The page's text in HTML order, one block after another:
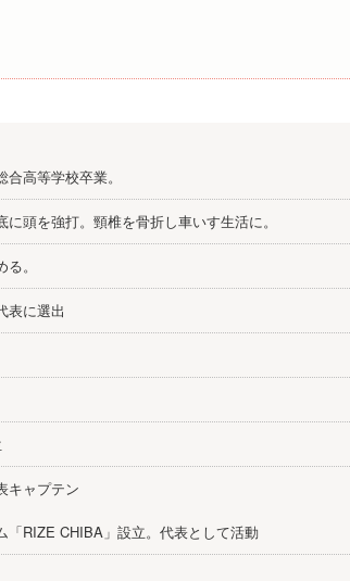
高等学校卒業。
頭を強打。頸椎を骨折し車いす生活に。
。
表に選出
キャプテン
「RIZE CHIBA」設立。代表として活動